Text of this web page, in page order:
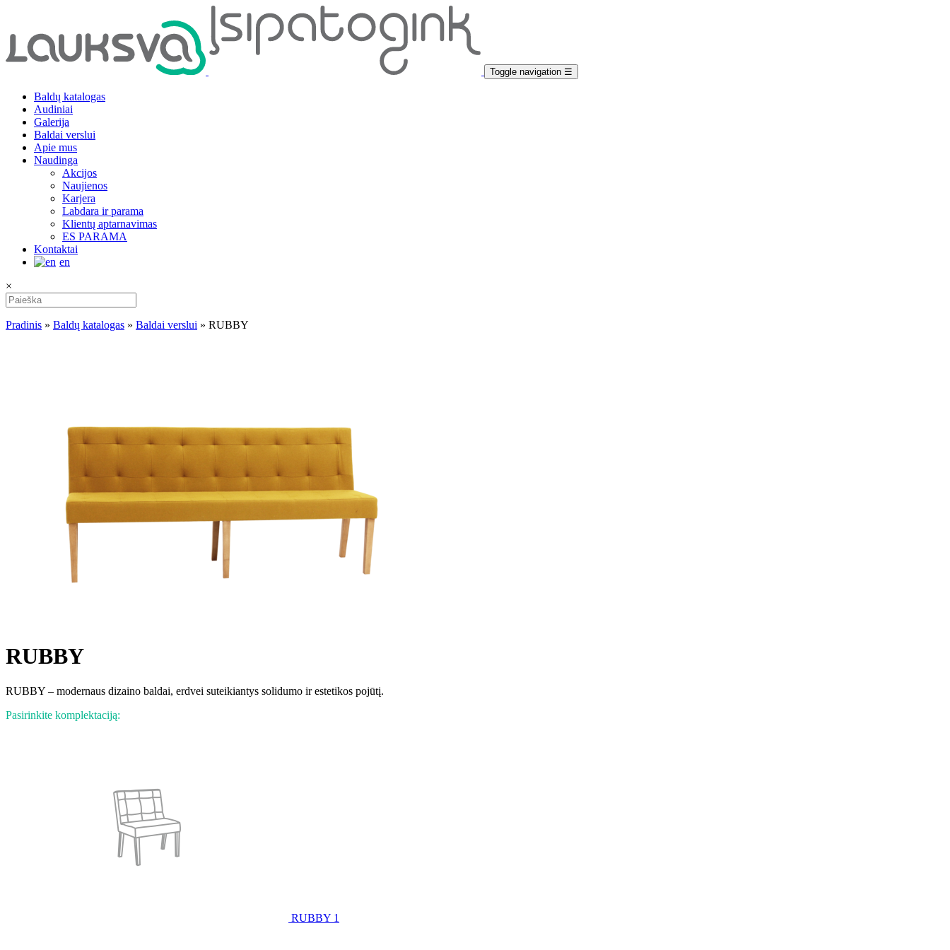
Toggle navigation ☰
Baldų katalogas
Audiniai
Galerija
Baldai verslui
Apie mus
Naudinga
Akcijos
Naujienos
Karjera
Labdara ir parama
Klientų aptarnavimas
ES PARAMA
Kontaktai
en
×
Pradinis » Baldų katalogas » Baldai verslui » RUBBY
RUBBY
RUBBY – modernaus dizaino baldai, erdvei suteikiantys solidumo ir estetikos pojūtį.
Pasirinkite komplektaciją:
RUBBY 1